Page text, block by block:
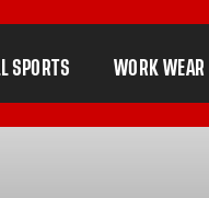
SPORTS WORK WEAR